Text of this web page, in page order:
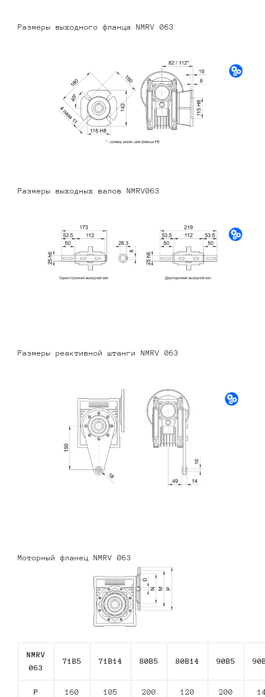
Размеры выходного фланца NMRV 063
Размеры выходных валов NMRV063
Размеры реактивной штанги NMRV 063
Моторный фланец NMRV 063
NMRV
063
71В5 71В14 80В5 80В14 90В5
P 160 105 200 120 200